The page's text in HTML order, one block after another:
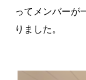
ってメンバーが
りました。